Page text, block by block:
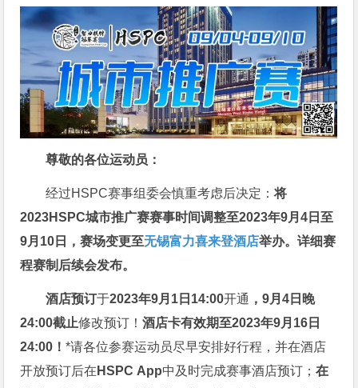
尊敬的各位运动员：
经过HSPC赛事组委会慎重考虑后决定：将
2023HSPC城市推广赛赛事时间调整至2023年9月4日至
9月10日
，赛场变更至无锡富力喜来登酒店举办。详细赛
程赛制后续会发布。
酒店预订于2023年9月1日14:00开通 ，9月4日晚
24:00截止修改预订！酒店卡有效期至2023年9月16日
24:00！*请各位参赛运动员尽早安排好行程，并在酒店
开放预订后在 HSPC App中及时完成赛事酒店预订；在